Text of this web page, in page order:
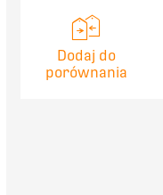
Dodaj do
porównania